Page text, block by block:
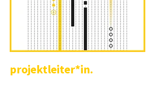
projektleiter*in.